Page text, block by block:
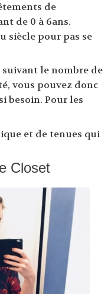
de
de 0 à 6ans.
siècle pour pas se
suivant le nombre de
vous pouvez donc
besoin. Pour les
et de tenues qui
Closet